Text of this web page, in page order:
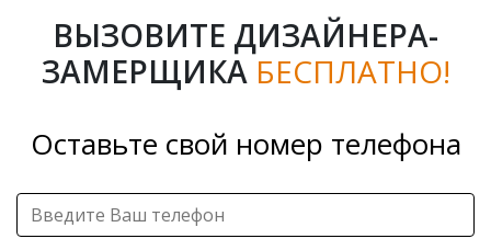
ВЫЗОВИТЕ ДИЗАЙНЕРА-
ЗАМЕРЩИКА БЕСПЛАТНО!
Оставьте свой номер телефона